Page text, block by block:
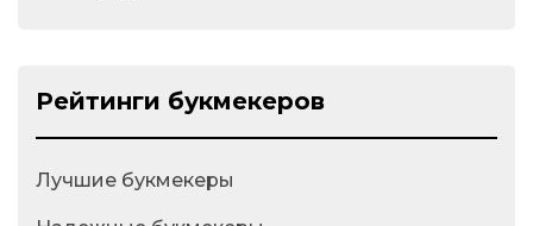
Рейтинги букмекеров
Лучшие букмекеры